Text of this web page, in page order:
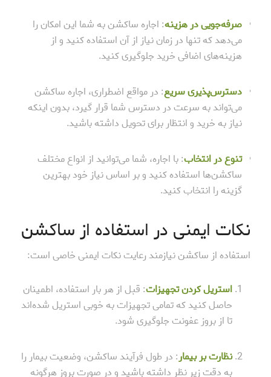
صرفه‌جویی در هزینه: اجاره ساکشن به شما این امکان را
می‌دهد که تنها در زمان نیاز از آن استفاده کنید و از
هزینه‌های اضافی خرید جلوگیری کنید.
دسترس‌پذیری سریع: در مواقع اضطراری، اجاره ساکشن
می‌تواند به سرعت در دسترس شما قرار گیرد، بدون اینکه
نیاز به خرید و انتظار برای تحویل داشته باشید.
تنوع در انتخاب: با اجاره، شما می‌توانید از انواع مختلف
ساکشن‌ها استفاده کنید و بر اساس نیاز خود بهترین
گزینه را انتخاب کنید.
نکات ایمنی در استفاده از ساکشن
استفاده از ساکشن نیازمند رعایت نکات ایمنی خاصی است:
استریل کردن تجهیزات: قبل از هر بار استفاده، اطمینان
حاصل کنید که تمامی تجهیزات به خوبی استریل شده‌اند
تا از بروز عفونت جلوگیری شود.
نظارت بر بیمار: در طول فرآیند ساکشن، وضعیت بیمار را
به دقت زیر نظر داشته باشید و در صورت بروز هرگونه